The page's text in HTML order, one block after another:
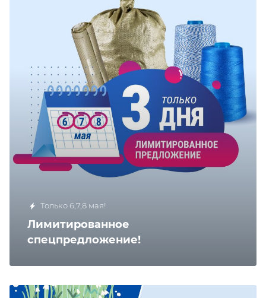
Только 6,7,8 мая!
Лимитированное
спецпредложение!